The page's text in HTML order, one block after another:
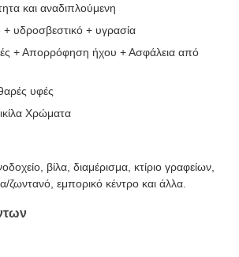
και αναδιπλούμενη
+ υδροσβεστικό + υγρασία
+ Απορρόφηση ήχου + Ασφάλεια από
υφές
Χρώματα
βίλα, διαμέρισμα, κτίριο γραφείων,
ζωντανό, εμπορικό κέντρο και άλλα.